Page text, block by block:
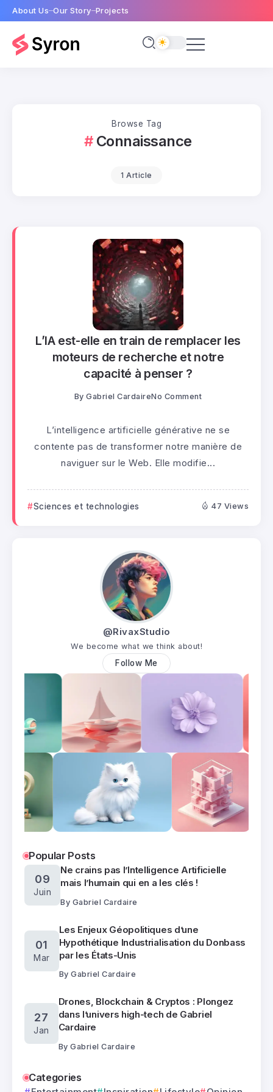
About Us Our Story Projects
Browse Tag
Connaissance
1 Article
L’IA est-elle en train de remplacer les
moteurs de recherche et notre
capacité à penser ?
By Gabriel CardaireNo Comment
L’intelligence artificielle générative ne se
contente pas de transformer notre manière de
naviguer sur le Web. Elle modifie...
Sciences et technologies 47 Views
@RivaxStudio
We become what we think about!
Follow Me
Popular Posts
09
Juin
Ne crains pas l’Intelligence Artificielle
mais l’humain qui en a les clés !
By Gabriel Cardaire
01
Mar
Les Enjeux Géopolitiques d’une
Hypothétique Industrialisation du Donbass
par les États-Unis
By Gabriel Cardaire
27
Jan
Drones, Blockchain & Cryptos : Plongez
dans l’univers high-tech de Gabriel
Cardaire
By Gabriel Cardaire
Categories